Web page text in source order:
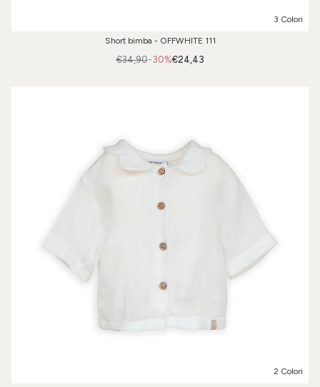
3 Colori
Short bimba - OFFWHITE 111
-30%
€34,90 €24,43
2 Colori